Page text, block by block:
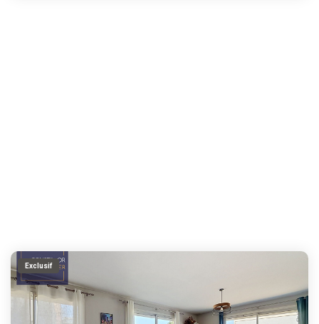
Exclusif